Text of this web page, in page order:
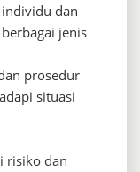
dan
jenis
prosedur
situasi
risiko dan